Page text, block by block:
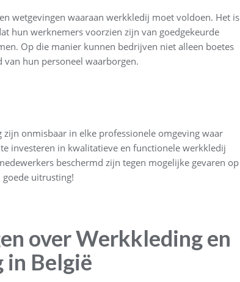
wetgevingen waaraan werkkledij moet voldoen. Het is
hun werknemers voorzien zijn van goedgekeurde
Op die manier kunnen bedrijven niet alleen boetes
hun personeel waarborgen.
onmisbaar in elke professionele omgeving waar
investeren in kwalitatieve en functionele werkkledij
beschermd zijn tegen mogelijke gevaren op
uitrusting!
over Werkkleding en
België